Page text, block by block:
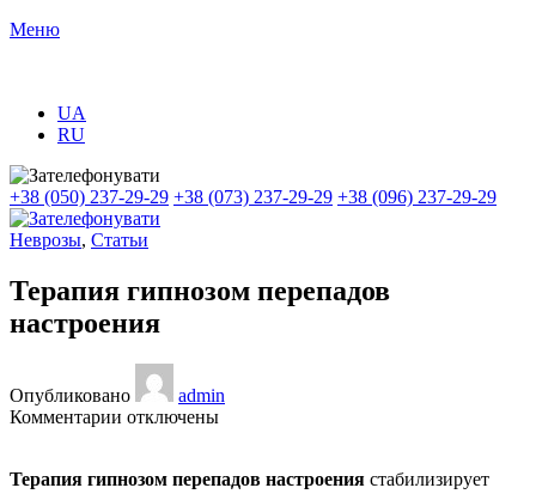
Меню
UA
RU
+38 (050) 237-29-29 +38 (073) 237-29-29 +38 (096) 237-29-29
Неврозы, Статьи
Терапия гипнозом перепадов
настроения
Опубликовано
admin
Комментарии к
гипнозом
отключены
Терапия гипнозом перепадов настроения стабилизирует